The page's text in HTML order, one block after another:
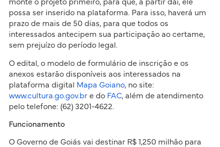
monte o projeto primeiro, para que, a partir daí, ele
possa ser inserido na plataforma. Para isso, haverá um
prazo de mais de 50 dias, para que todos os
interessados antecipem sua participação ao certame,
sem prejuízo do período legal.
O edital, o modelo de formulário de inscrição e os
anexos estarão disponíveis aos interessados na
plataforma digital
Mapa Goiano, no site:
www.cultura.go.gov.bre do FAC, além de atendimento
pelo telefone: (62) 3201-4622.
Funcionamento
O Governo de Goiás vai destinar R$ 1,250 milhão para